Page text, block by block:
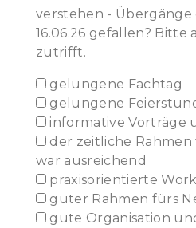
verstehen - Übergänge
16.06.26 gefallen? Bitte
zutrifft.
gelungene Fachtag
gelungene
informative Vorträge
der zeitliche
war ausreichend
praxisorientierte
guter Rahmen fürs
gute Organisation